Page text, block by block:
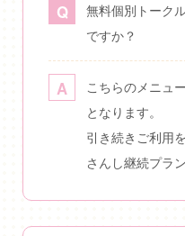
無料個別トーク
ですか？
こちらのメニュ
となります。
引き続きご利用
さんし継続プラ